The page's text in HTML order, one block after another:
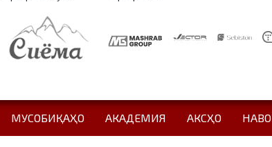
МУСОБИҚАҲО АКАДЕМИЯ АКСҲО